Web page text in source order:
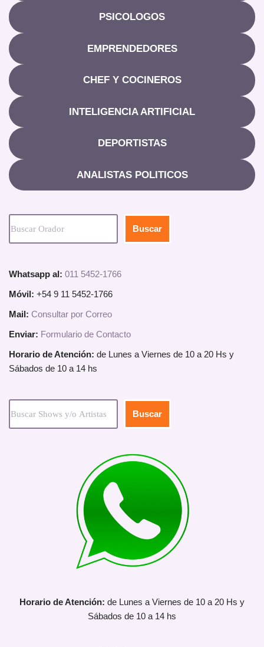
PSICOLOGOS
EMPRENDEDORES
CHEF Y COCINEROS
INTELIGENCIA ARTIFICIAL
DEPORTISTAS
ANALISTAS POLITICOS
Buscar
Whatsapp al: 011 5452-1766
Móvil: +54 9 11 5452-1766
Mail: Consultar por Correo
Enviar: Formulario de Contacto
Horario de Atención: de Lunes a Viernes de 10 a 20 Hs y
Sábados de 10 a 14 hs
Buscar
Horario de Atención: de Lunes a Viernes de 10 a 20 Hs y
Sábados de 10 a 14 hs